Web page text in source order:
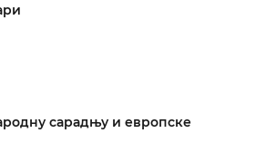
сарадњу и европске